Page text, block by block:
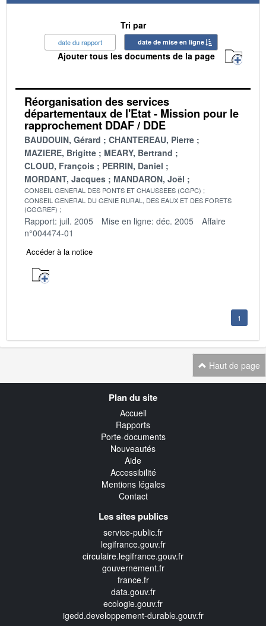
Tri par
date du rapport date de mise en ligne
Ajouter tous les documents de la page
Réorganisation des services
départementaux de l'Etat - Mission pour le
rapprochement DDAF / DDE
BAUDOUIN, Gérard
CHANTEREAU, Pierre
MAZIERE, Brigitte
MEARY, Bertrand
CLOUD, François
PERRIN, Daniel
MORDANT, Jacques
MANDARON, Joël
CONSEIL GENERAL DES PONTS ET CHAUSSEES (CGPC)
CONSEIL GENERAL DU GENIE RURAL, DES EAUX ET DES FORETS
(CGGREF)
Rapport: juil. 2005 Mise en ligne: déc. 2005
Affaire
n°004474-01
Accéder à la notice
1
Haut de page
Plan du site
Accueil
Rapports
Porte-documents
Nouveautés
Aide
Accessibilité
Mentions légales
Contact
Les sites publics
service-public.fr
legifrance.gouv.fr
circulaire.legifrance.gouv.fr
gouvernement.fr
france.fr
data.gouv.fr
ecologie.gouv.fr
igedd.developpement-durable.gouv.fr